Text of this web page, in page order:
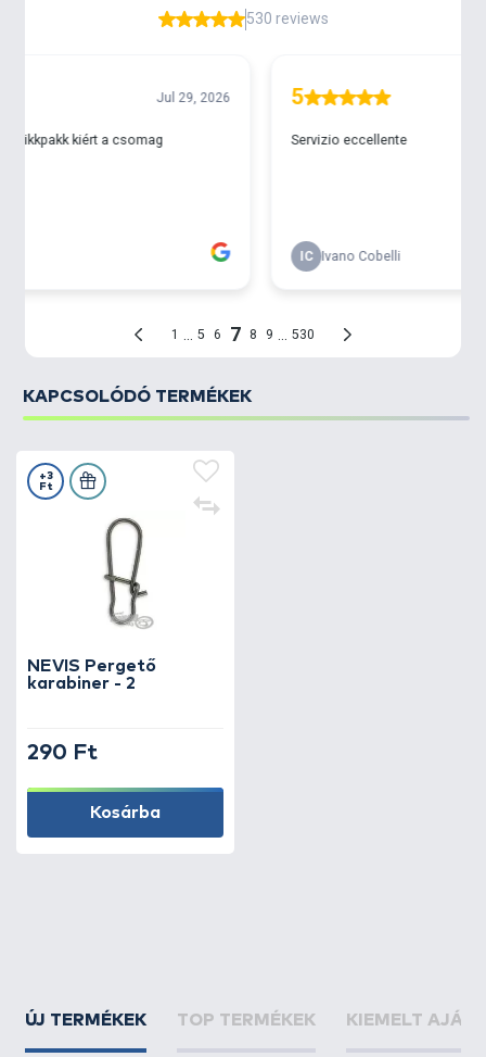
KAPCSOLÓDÓ TERMÉKEK
NEVIS Pergető
karabiner - 2
+3
Ft
290 Ft
Kosárba
ÚJ TERMÉKEK TOP TERMÉKEK KIEMELT